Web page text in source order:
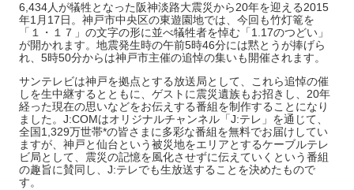
6,434人が犠牲となった阪神淡路大震災から20年を迎える2015
年1月17日。神戸市中央区の東遊園地では、今回も竹灯篭を
「１・１７」の文字の形に並べ犠牲者を悼む「1.17のつどい」
が開かれます。地震発生時の午前5時46分には黙とうが捧げら
れ、5時50分からは神戸市主催の追悼の集いも開催されます。
サンテレビは神戸を拠点とする放送局として、これら追悼の催
しを生中継するとともに、ゲストに震災遺族もお招きし、20年
経った現在の思いなどをお伝えする番組を制作することになり
ました。J:COMはオリジナルチャンネル「J:テレ」を通じて、
全国1,329万世帯*の皆さまに多彩な番組を無料でお届けしてい
ますが、神戸と仙台という被災地をエリアとするケーブルテレ
ビ局として、震災の記憶を風化させずに伝えていくという番組
の趣旨に賛同し、J:テレでも生放送することを決めたもので
す。